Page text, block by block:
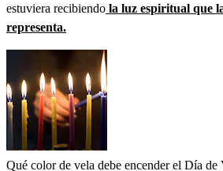
estuviera recibiendo la luz espiritual que
representa.
Qué color de vela debe encender el Día de